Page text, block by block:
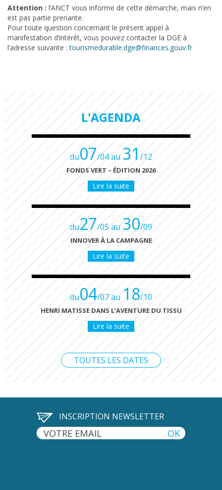
Attention : l’ANCT vous informe de cette démarche, mais n’en
est pas partie prenante.
Pour toute question concernant le présent appel à
manifestation d’intérêt, vous pouvez contacter la DGE à
l’adresse suivante :tourismedurable.dge@finances.gouv.fr
L'AGENDA
du07/04 au31/12
FONDS VERT – ÉDITION 2026
Lire la suite
du27/05 au30/09
INNOVER À LA CAMPAGNE
Lire la suite
du04/07 au18/10
HENRI MATISSE DANS L’AVENTURE DU TISSU
Lire la suite
TOUTES LES DATES
INSCRIPTION NEWSLETTER